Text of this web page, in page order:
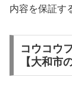
内容を保証す
コウコウ
【大和市